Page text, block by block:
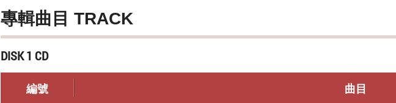
專輯曲目 TRACK
DISK 1 CD
編號 曲目